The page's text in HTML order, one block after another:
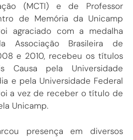
(MCTI) e de Professor
de Memória da Unicamp
agraciado com a medalha
Associação Brasileira de
e 2010, recebeu os títulos
Causa pela Universidade
e pela Universidade Federal
a vez de receber o título de
Unicamp.
presença em diversos